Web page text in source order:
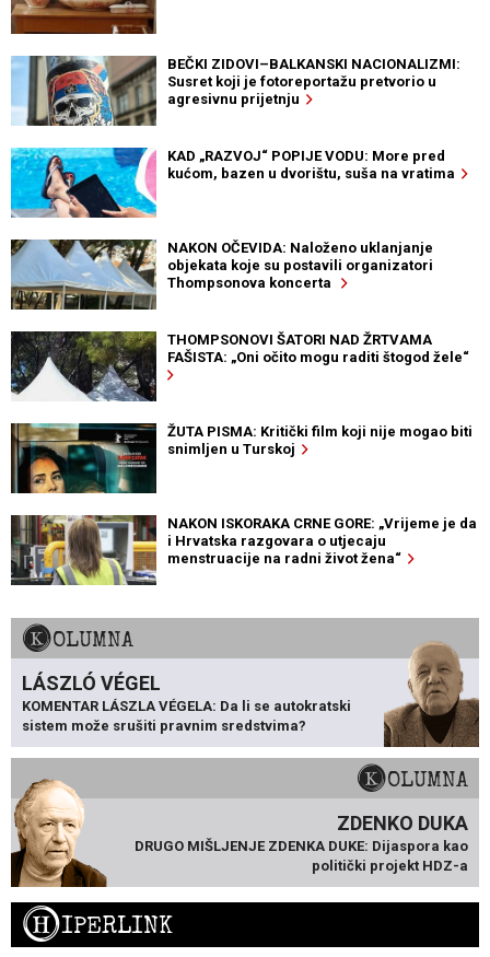
BEČKI ZIDOVI–BALKANSKI NACIONALIZMI:
Susret koji je fotoreportažu pretvorio u
agresivnu prijetnju
KAD „RAZVOJ“ POPIJE VODU: More pred
kućom, bazen u dvorištu, suša na vratima
NAKON OČEVIDA: Naloženo uklanjanje
objekata koje su postavili organizatori
Thompsonova koncerta
THOMPSONOVI ŠATORI NAD ŽRTVAMA
FAŠISTA: „Oni očito mogu raditi štogod žele“
ŽUTA PISMA: Kritički film koji nije mogao biti
snimljen u Turskoj
NAKON ISKORAKA CRNE GORE: „Vrijeme je da
i Hrvatska razgovara o utjecaju
menstruacije na radni život žena“
KOLUMNA
LÁSZLÓ VÉGEL
KOMENTAR LÁSZLA VÉGELA: Da li se autokratski
sistem može srušiti pravnim sredstvima?
KOLUMNA
ZDENKO DUKA
DRUGO MIŠLJENJE ZDENKA DUKE: Dijaspora kao
politički projekt HDZ-a
HIPERLINK